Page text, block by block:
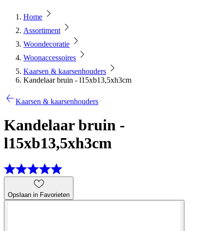
Home
Assortiment
Woondecoratie
Woonaccessoires
Kaarsen & kaarsenhouders
Kandelaar bruin - l15xb13,5xh3cm
Kaarsen & kaarsenhouders
Kandelaar bruin -
l15xb13,5xh3cm
Opslaan in Favorieten